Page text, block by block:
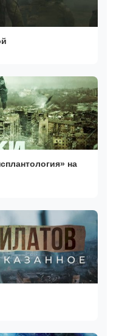
на